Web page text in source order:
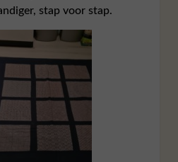
stap voor stap.